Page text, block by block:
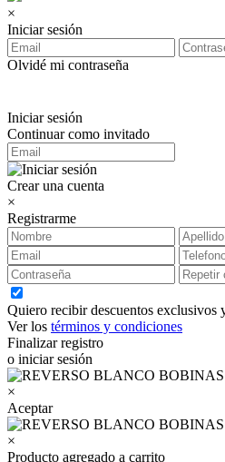
×
Iniciar sesión
Olvidé mi contraseña
Iniciar sesión
Continuar como invitado
Crear una cuenta
×
Registrarme
Quiero recibir descuentos exclusivos
Ver los términos y condiciones
Finalizar registro
o iniciar sesión
×
Aceptar
×
Producto agregado a carrito